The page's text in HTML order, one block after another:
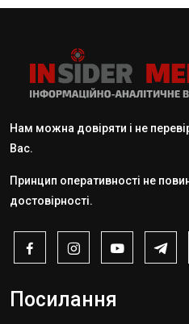
Нам можна довіряти і не
Вас.
Принцип оперативності не
достовірності.
Посилання